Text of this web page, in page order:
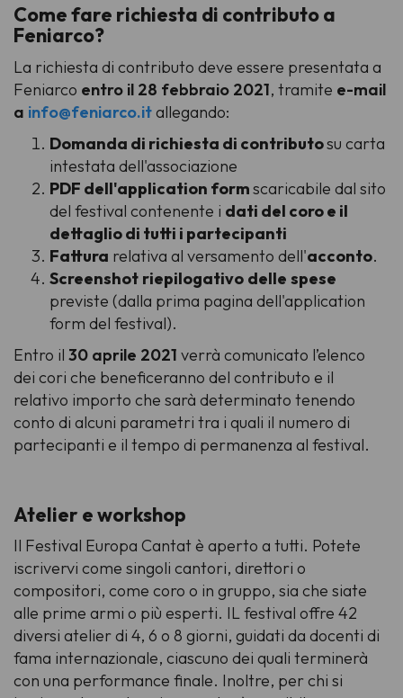
Come fare richiesta di contributo a
Feniarco?
La richiesta di contributo deve essere presentata a
Feniarco entro il 28 febbraio 2021, tramite e-mail
a info@feniarco.itallegando:
Domanda di richiesta di contributosu carta
intestata dell'associazione
PDF dell'application formscaricabile dal sito
del festival contenente i dati del coro e il
dettaglio di tutti i partecipanti
Fattura relativa al versamento dell'acconto.
Screenshot riepilogativo delle spese
previste (dalla prima pagina dell'application
form del festival).
Entro il 30 aprile 2021 verrà comunicato l’elenco
dei cori che beneficeranno del contributo e il
relativo importo che sarà determinato tenendo
conto di alcuni parametri tra i quali il numero di
partecipanti e il tempo di permanenza al festival.
Atelier e workshop
Il Festival Europa Cantat è aperto a tutti. Potete
iscrivervi come singoli cantori, direttori o
compositori, come coro o in gruppo, sia che siate
alle prime armi o più esperti. IL festival offre 42
diversi atelier di 4, 6 o 8 giorni, guidati da docenti di
fama internazionale, ciascuno dei quali terminerà
con una performance finale. Inoltre, per chi si